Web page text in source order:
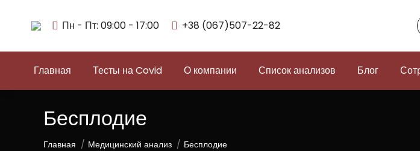
Пн - Пт: 09:00 - 17:00 +38 (067)507-22-82
Главная Тесты на Covid О компании Список анализов Блог
Бесплодие
Вы здесь:
Главная Медицинский анализ Бесплодие